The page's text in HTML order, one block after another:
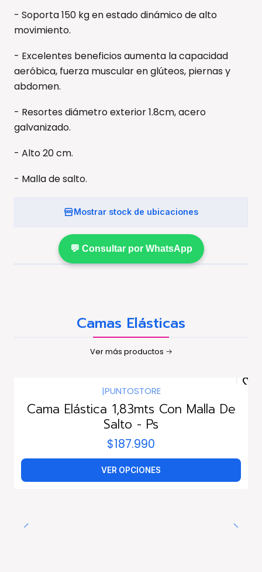
- Soporta 150 kg en estado dinámico de alto
movimiento.
- Excelentes beneficios aumenta la capacidad
aeróbica, fuerza muscular en glúteos, piernas y
abdomen.
- Resortes diámetro exterior 1.8cm, acero
galvanizado.
- Alto 20 cm.
- Malla de salto.
Mostrar stock de ubicaciones
💬 Consultar por WhatsApp
Camas Elásticas
Ver más productos
|PUNTOSTORE
Cama Elástica 1,83mts Con Malla De
Salto - Ps
$187.990
VER OPCIONES